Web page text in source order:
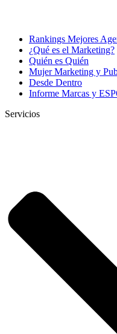
Rankings Mejores
¿Qué es el Marketing?
Quién es Quién
Mujer Marketing y
Desde Dentro
Informe Marcas y
Servicios